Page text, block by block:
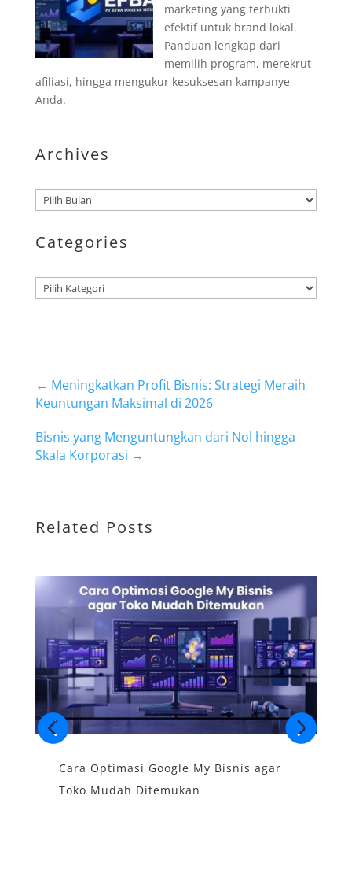
marketing yang terbukti
efektif untuk brand lokal.
Panduan lengkap dari
memilih program, merekrut
afiliasi, hingga mengukur kesuksesan kampanye
Anda.
Archives
Arsip
Categories
Kategori
← Meningkatkan Profit Bisnis: Strategi Meraih
Keuntungan Maksimal di 2026
Bisnis yang Menguntungkan dari Nol hingga
Skala Korporasi →
Related Posts
Cara Optimasi Google My Bisnis agar
Toko Mudah Ditemukan